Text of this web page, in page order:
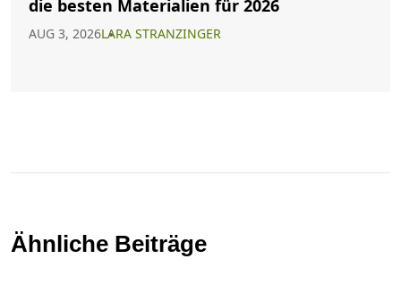
die besten Materialien für 2026
AUG 3, 2026LARA STRANZINGER
Ähnliche Beiträge